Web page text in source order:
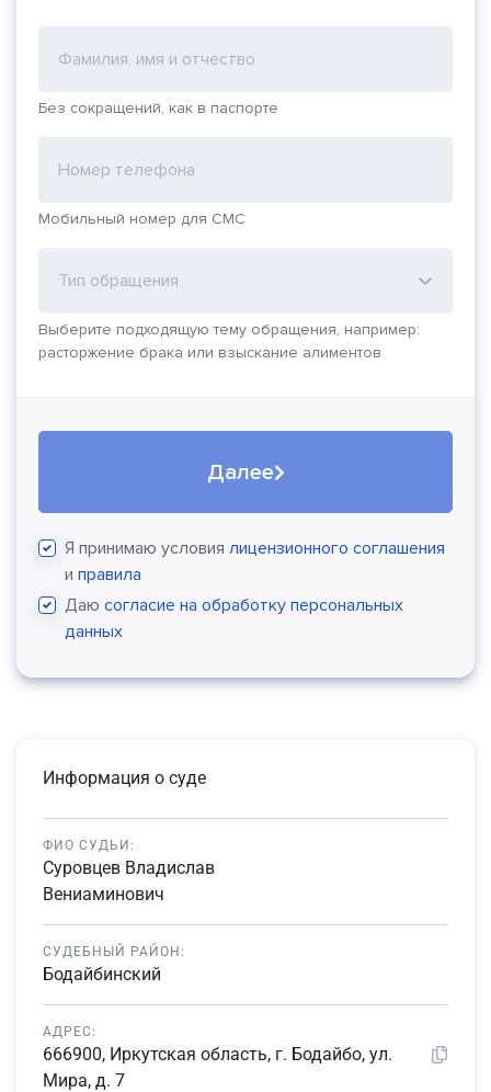
Фамилия, имя и отчество
Без сокращений, как в паспорте
Номер телефона
Мобильный номер для СМС
Тип обращения
Выберите подходящую тему обращения, например:
расторжение брака или взыскание алиментов
Далее
Я принимаю условия лицензионного соглашения
и правила
Даю согласие на обработку персональных
данных
Информация о суде
ФИО СУДЬИ:
Суровцев Владислав
Вениаминович
СУДЕБНЫЙ РАЙОН:
Бодайбинский
АДРЕС:
666900, Иркутская область, г. Бодайбо, ул.
Мира, д. 7